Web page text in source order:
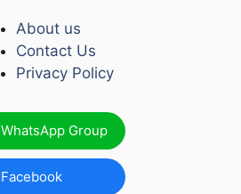
WhatsApp Group
Facebook
About us
Contact Us
Privacy Policy